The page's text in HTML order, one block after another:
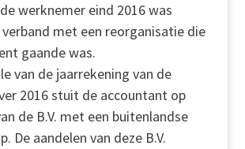
werknemer eind 2016 was
met een reorganisatie die
gaande was.
van de jaarrekening van de
2016 stuit de accountant op
de B.V. met een buitenlandse
De aandelen van deze B.V.